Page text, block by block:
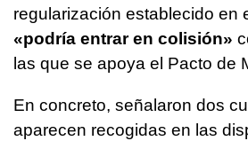
regularización establecido en
«podría entrar en colisión»
las que se apoya el Pacto de
En concreto, señalaron dos
aparecen recogidas en las